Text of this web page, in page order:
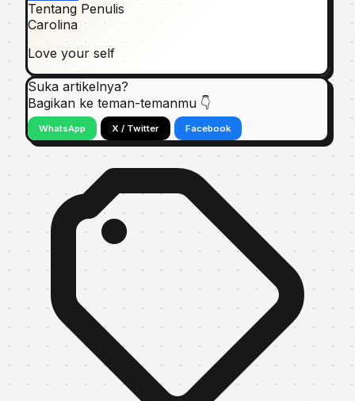
Tentang Penulis
Carolina
Love your self
Suka artikelnya?
Bagikan ke teman-temanmu 👇
WhatsApp X / Twitter Facebook